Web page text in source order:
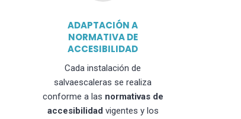
ADAPTACIÓN A
NORMATIVA DE
ACCESIBILIDAD
Cada instalación de
salvaescaleras se realiza
conforme a las normativas de
accesibilidad vigentes y los